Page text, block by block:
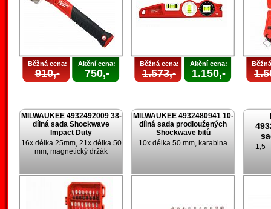
Běžná cena:
910,-
Akční cena:
750,-
Běžná cena:
1.573,-
Akční cena:
1.150,-
MILWAUKEE 4932492009 38-
dílná sada Shockwave
Impact Duty
16x délka 25mm, 21x délka 50
mm, magnetický držák
MILWAUKEE 4932480941 10-
dílná sada prodloužených
Shockwave bitů
10x délka 50 mm, karabina
1,5